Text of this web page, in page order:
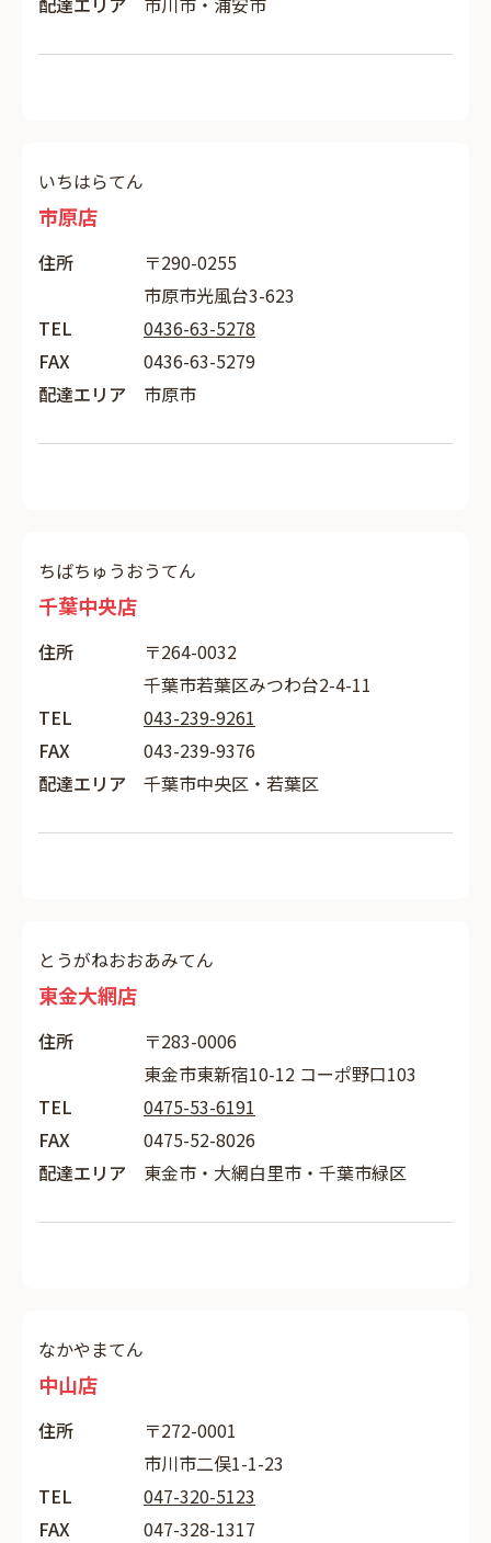
いちはらてん
市原店
住所
〒290-0255
市原市光風台3-623
TEL
0436-63-5278
FAX
0436-63-5279
配達エリア
市原市
ちばちゅうおうてん
千葉中央店
住所
〒264-0032
千葉市若葉区みつわ台2-4-11
TEL
043-239-9261
FAX
043-239-9376
配達エリア
千葉市中央区・若葉区
とうがねおおあみてん
東金大網店
住所
〒283-0006
東金市東新宿10-12 コーポ野口103
TEL
0475-53-6191
FAX
0475-52-8026
配達エリア
東金市・大網白里市・千葉市緑区
なかやまてん
中山店
住所
〒272-0001
市川市二俣1-1-23
TEL
047-320-5123
FAX
047-328-1317